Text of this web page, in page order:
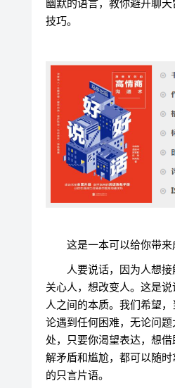
幽默的语言，教你避开聊
技巧。
这是一本可以给你带来
人要说话，因为人想
关心人，想改变人。这是
人之间的本质。我们希望
论遇到任何困难，无论问
处，只要你渴望表达，想
解矛盾和尴尬，都可以随
的只言片语。